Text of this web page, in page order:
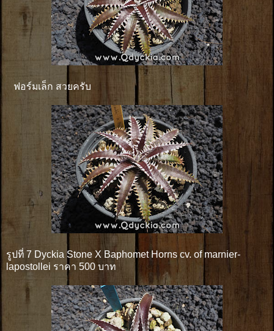
ฟอร์มเล็ก สวยครับ
รูปที่ 7 Dyckia Stone X Baphomet Horns cv. of marnier-
lapostollei ราคา 500 บาท